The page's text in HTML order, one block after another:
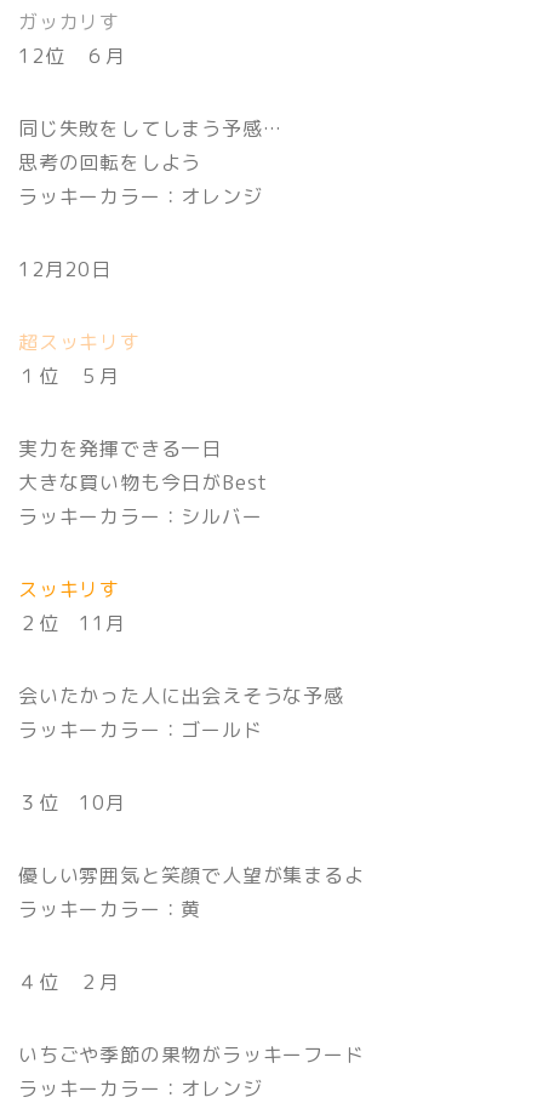
ガッカリす
12位 ６月
同じ失敗をしてしまう予感…
思考の回転をしよう
ラッキーカラー：オレンジ
12月20日
超スッキリす
１位 ５月
実力を発揮できる一日
大きな買い物も今日がBest
ラッキーカラー：シルバー
スッキリす
２位 11月
会いたかった人に出会えそうな予感
ラッキーカラー：ゴールド
３位 10月
優しい雰囲気と笑顔で人望が集まるよ
ラッキーカラー：黄
４位 ２月
いちごや季節の果物がラッキーフード
ラッキーカラー：オレンジ